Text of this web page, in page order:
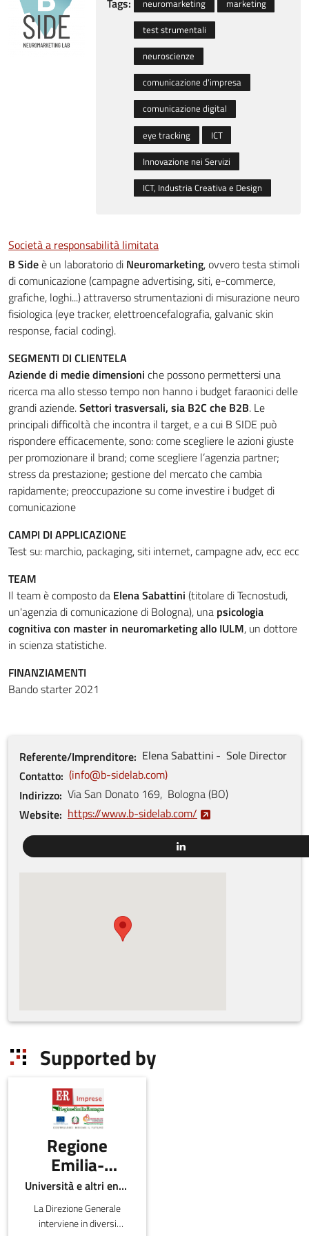
neuromarketing
marketing
test strumentali
neuroscienze
comunicazione d'impresa
comunicazione digital
eye tracking
ICT
Innovazione nei Servizi
ICT, Industria Creativa e Design
Società a responsabilità limitata
B Sideè un laboratorio di Neuromarketing, ovvero testa stimoli
di comunicazione (campagne advertising, siti, e-commerce,
grafiche, loghi...) attraverso strumentazioni di misurazione neuro
fisiologica (eye tracker, elettroencefalografia, galvanic skin
response, facial coding).
SEGMENTI DI CLIENTELA
Aziende di medie dimensioni che possono permettersi una
ricerca ma allo stesso tempo non hanno i budget faraonici delle
grandi aziende.Settori trasversali, sia B2C che B2B. Le
principali difficoltà che incontra il target, e a cui B SIDE può
rispondere efficacemente, sono: come scegliere le azioni giuste
per promozionare il brand; come scegliere l’agenzia partner;
stress da prestazione; gestione del mercato che cambia
rapidamente; preoccupazione su come investire i budget di
comunicazione
CAMPI DI APPLICAZIONE
Test su: marchio, packaging, siti internet, campagne adv, ecc ecc
TEAM
Il team è composto da Elena Sabattini (titolare di Tecnostudi,
un'agenzia di comunicazione di Bologna), una psicologia
cognitiva con master in neuromarketing allo IULM, un dottore
in scienza statistiche.
FINANZIAMENTI
Bando starter 2021
Referente/Imprenditore ElenaSabattini
Sole Director
Contatto
info@b-sidelab.com
Indirizzo Via San Donato 169, Bologna(BO)
Website https://www.b-sidelab.com/
Supported by
Regione
Emilia-
Romagna -
Direzione
Generale
Università e altri enti pubblici
La Direzione Generale
interviene in diversi